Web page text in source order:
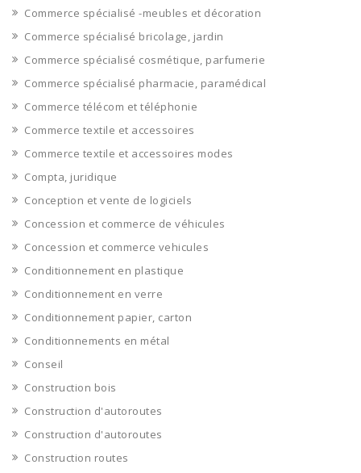
Commerce spécialisé -meubles et décoration
Commerce spécialisé bricolage, jardin
Commerce spécialisé cosmétique, parfumerie
Commerce spécialisé pharmacie, paramédical
Commerce télécom et téléphonie
Commerce textile et accessoires
Commerce textile et accessoires modes
Compta, juridique
Conception et vente de logiciels
Concession et commerce de véhicules
Concession et commerce vehicules
Conditionnement en plastique
Conditionnement en verre
Conditionnement papier, carton
Conditionnements en métal
Conseil
Construction bois
Construction d'autoroutes
Construction d'autoroutes
Construction routes